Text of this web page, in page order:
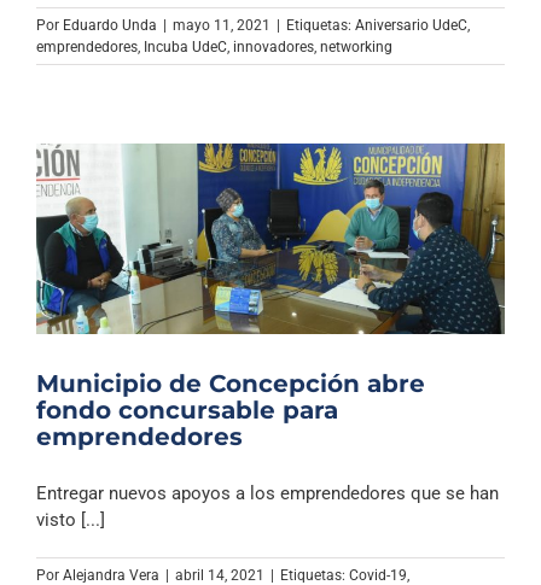
Por Eduardo Unda mayo 11, 2021 Etiquetas: Aniversario UdeC,
emprendedores, Incuba UdeC, innovadores, networking
Municipio de Concepción abre
fondo concursable para
emprendedores
Entregar nuevos apoyos a los emprendedores que se han
visto [...]
Por Alejandra Vera | abril 14, 2021 | Etiquetas: Covid-19